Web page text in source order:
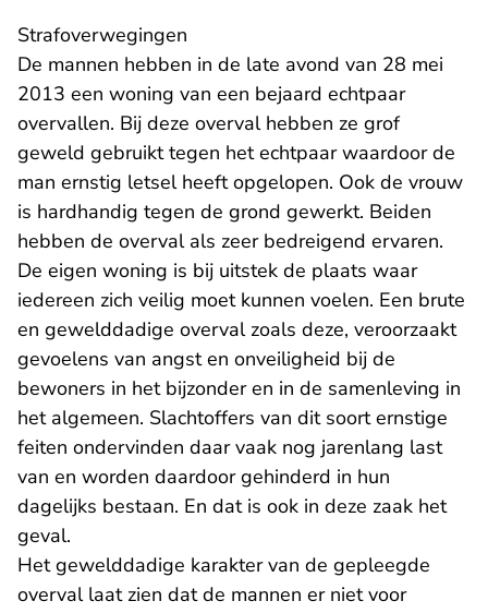
Strafoverwegingen
De mannen hebben in de late avond van 28 mei
2013 een woning van een bejaard echtpaar
overvallen. Bij deze overval hebben ze grof
geweld gebruikt tegen het echtpaar waardoor de
man ernstig letsel heeft opgelopen. Ook de vrouw
is hardhandig tegen de grond gewerkt. Beiden
hebben de overval als zeer bedreigend ervaren.
De eigen woning is bij uitstek de plaats waar
iedereen zich veilig moet kunnen voelen. Een brute
en gewelddadige overval zoals deze, veroorzaakt
gevoelens van angst en onveiligheid bij de
bewoners in het bijzonder en in de samenleving in
het algemeen. Slachtoffers van dit soort ernstige
feiten ondervinden daar vaak nog jarenlang last
van en worden daardoor gehinderd in hun
dagelijks bestaan. En dat is ook in deze zaak het
geval.
Het gewelddadige karakter van de gepleegde
overval laat zien dat de mannen er niet voor